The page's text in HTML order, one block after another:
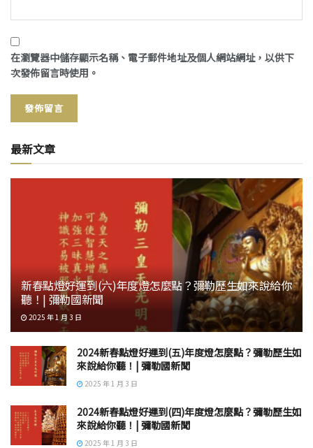
在瀏覽器中儲存顯示名稱、電子郵件地址及個人網站網址，以供下
次發佈留言時使用。
最新文章
新春點燈好運到(六)年度燈怎麼點？彌勒歷生如來說給你
聽！| 彌勒國新聞
2025 年 1 月 3 日
2024新春點燈好運到(五)年度燈怎麼點？彌勒歷生如
來說給你聽！| 彌勒國新聞
2025 年 1 月 3 日
2024新春點燈好運到(四)年度燈怎麼點？彌勒歷生如
來說給你聽！| 彌勒國新聞
2025 年 1 月 3 日